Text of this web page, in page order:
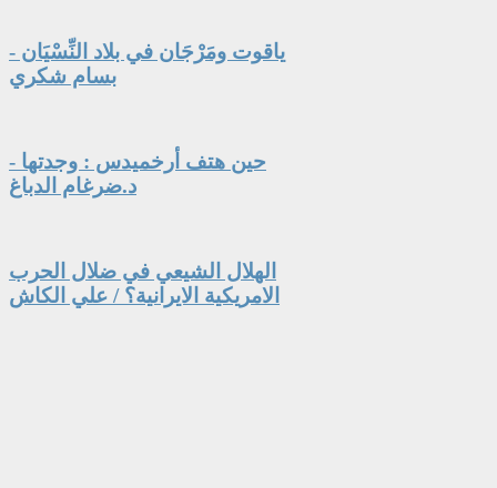
ياقوت ومَرْجَان في بلاد النِّسْيَان -
بسام شكري
حين هتف أرخميدس : وجدتها -
د.ضرغام الدباغ
الهلال الشيعي في ضلال الحرب
الامريكية الايرانية؟ / علي الكاش